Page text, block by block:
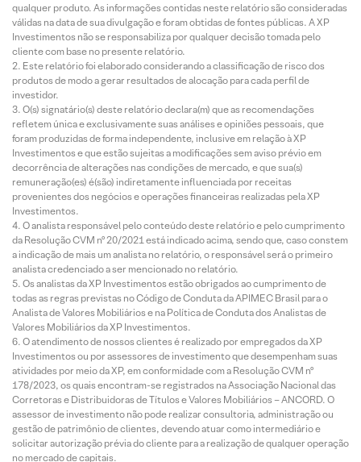
qualquer produto. As informações contidas neste relatório são consideradas
válidas na data de sua divulgação e foram obtidas de fontes públicas. A XP
Investimentos não se responsabiliza por qualquer decisão tomada pelo
cliente com base no presente relatório.
Este relatório foi elaborado considerando a classificação de risco dos
produtos de modo a gerar resultados de alocação para cada perfil de
investidor.
O(s) signatário(s) deste relatório declara(m) que as recomendações
refletem única e exclusivamente suas análises e opiniões pessoais, que
foram produzidas de forma independente, inclusive em relação à XP
Investimentos e que estão sujeitas a modificações sem aviso prévio em
decorrência de alterações nas condições de mercado, e que sua(s)
remuneração(es) é(são) indiretamente influenciada por receitas
provenientes dos negócios e operações financeiras realizadas pela XP
Investimentos.
O analista responsável pelo conteúdo deste relatório e pelo cumprimento
da Resolução CVM nº 20/2021 está indicado acima, sendo que, caso constem
a indicação de mais um analista no relatório, o responsável será o primeiro
analista credenciado a ser mencionado no relatório.
Os analistas da XP Investimentos estão obrigados ao cumprimento de
todas as regras previstas no Código de Conduta da APIMEC Brasil para o
Analista de Valores Mobiliários e na Política de Conduta dos Analistas de
Valores Mobiliários da XP Investimentos.
O atendimento de nossos clientes é realizado por empregados da XP
Investimentos ou por assessores de investimento que desempenham suas
atividades por meio da XP, em conformidade com a Resolução CVM nº
178/2023, os quais encontram-se registrados na Associação Nacional das
Corretoras e Distribuidoras de Títulos e Valores Mobiliários – ANCORD. O
assessor de investimento não pode realizar consultoria, administração ou
gestão de patrimônio de clientes, devendo atuar como intermediário e
solicitar autorização prévia do cliente para a realização de qualquer operação
no mercado de capitais.